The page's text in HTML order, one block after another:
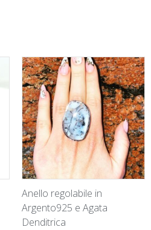
Anello regolabile in
Argento925 e Agata
Denditrica